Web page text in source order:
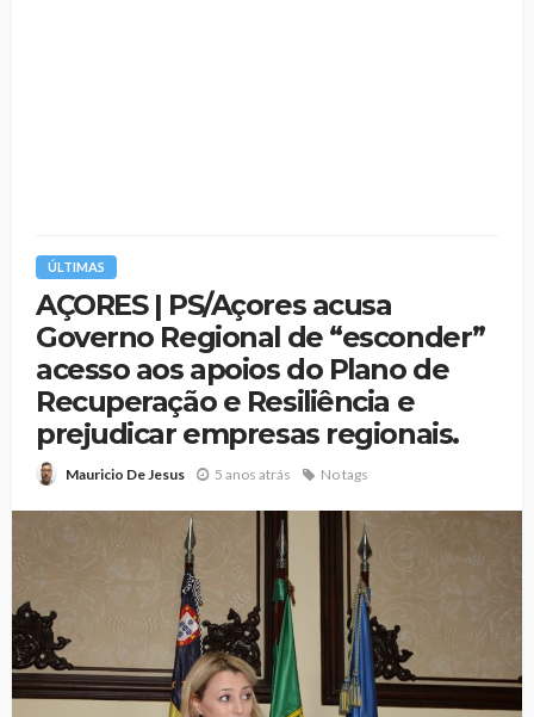
ÚLTIMAS
AÇORES | PS/Açores acusa
Governo Regional de “esconder”
acesso aos apoios do Plano de
Recuperação e Resiliência e
prejudicar empresas regionais.
Mauricio De Jesus 5 anos atrás No tags